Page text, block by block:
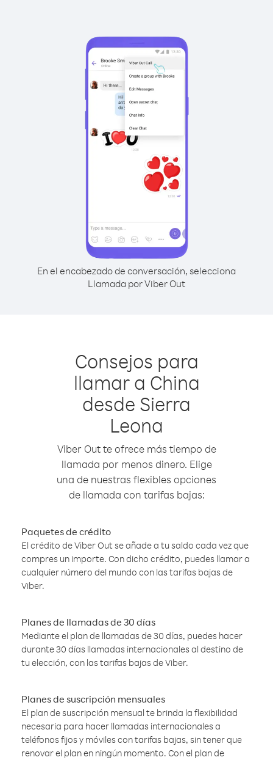
En el encabezado de conversación, selecciona
Llamada por Viber Out
Consejos para
llamar a China
desde Sierra
Leona
Viber Out te ofrece más tiempo de
llamada por menos dinero. Elige
una de nuestras flexibles opciones
de llamada con tarifas bajas:
Paquetes de crédito
El crédito de Viber Out se añade a tu saldo cada vez que
compres un importe. Con dicho crédito, puedes llamar a
cualquier número del mundo con las tarifas bajas de
Viber.
Planes de llamadas de 30 días
Mediante el plan de llamadas de 30 días, puedes hacer
durante 30 días llamadas internacionales al destino de
tu elección, con las tarifas bajas de Viber.
Planes de suscripción mensuales
El plan de suscripción mensual te brinda la flexibilidad
necesaria para hacer llamadas internacionales a
teléfonos fijos y móviles con tarifas bajas, sin tener que
renovar el plan en ningún momento. Con el plan de